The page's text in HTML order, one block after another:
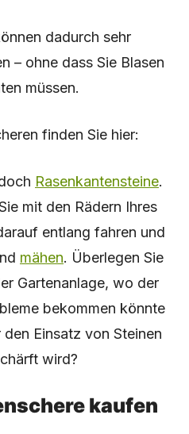
dadurch sehr
– ohne dass Sie Blasen
müssen.
finden Sie hier:
Rasenkantensteine.
mit den Rädern Ihres
entlang fahren und
mähen. Überlegen Sie
Gartenanlage, wo der
bekommen könnte
Einsatz von Steinen
wird?
kaufen